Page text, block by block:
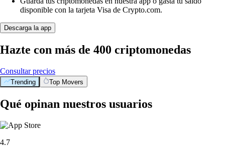
disponible con la tarjeta Visa de Crypto.com.
Descarga la app
Hazte con más de 400 criptomonedas
Consultar precios
Trending Top Movers
Qué opinan nuestros usuarios
4.7